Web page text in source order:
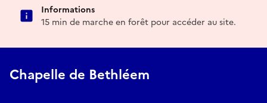
À 15h et 17h, l'association Danceries Mundia proposera
une animation autour de l'histoire de la danse au Moyen
Âge.
À travers démonstrations, anecdotes et participation du
Informations
15 min de marche en forêt pour accéder au site.
Chapelle de Bethléem